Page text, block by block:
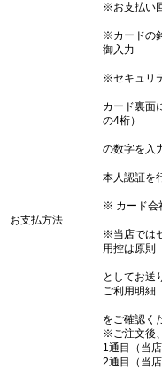
お支払方法
※お支払い
※カードの
御入力
※セキュリ
カード裏面
の4桁）
の数字を入
本人認証を
※ カード会
※当店では
用控は原則
としてお送
ご利用明細
をご確認く
※ご注文後
1通目（当
2通目（当